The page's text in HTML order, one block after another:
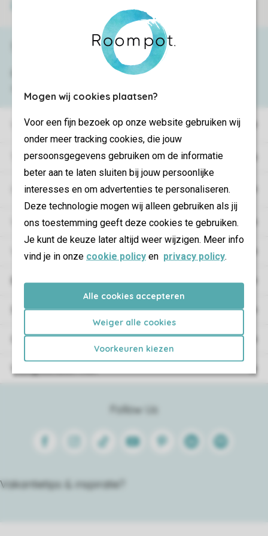
Mogen wij cookies plaatsen?
Voor een fijn bezoek op onze website gebruiken wij
onder meer tracking cookies, die jouw
persoonsgegevens gebruiken om de informatie
beter aan te laten sluiten bij jouw persoonlijke
interesses en om advertenties te personaliseren.
Deze technologie mogen wij alleen gebruiken als jij
ons toestemming geeft deze cookies te gebruiken.
Je kunt de keuze later altijd weer wijzigen. Meer info
vind je in onze cookie policy en privacy policy.
Alle cookies accepteren
Weiger alle cookies
Voorkeuren kiezen
Vakantieparken
Type vakantie
Campings
Vakantieverblijf
Verblijf
Service & contact
veelgestelde vragenof neem
Follow Us
FacebookInstagram
Tiktok Youtube PinterestLinkedinSpotify
Vakantietips & inspiratie?
Boekingsinformatie
Service
Over Roompot